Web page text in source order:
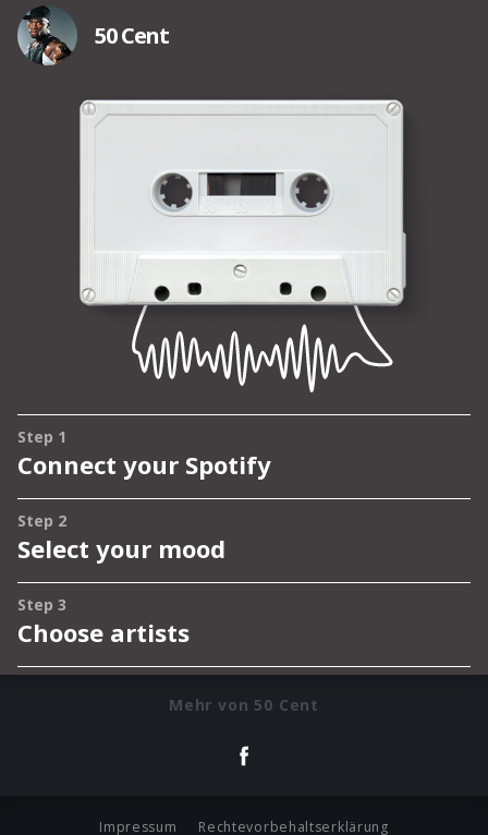
Mehr von 50 Cent
Impressum Rechtevorbehaltserklärung